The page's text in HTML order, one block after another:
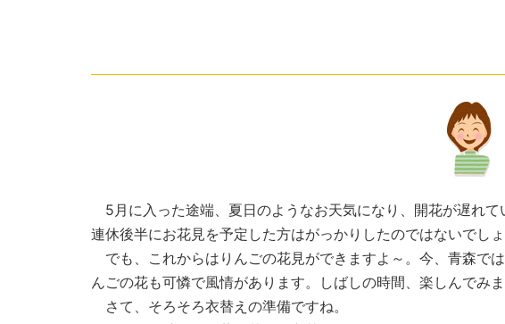
5月に入った途端、夏日のようなお天気になり、開花が遅れて
連休後半にお花見を予定した方はがっかりしたのではないでしょ
でも、これからはりんごの花見ができますよ～。今、青森で
んごの花も可憐で風情があります。しばしの時間、楽しんでみ
さて、そろそろ衣替えの準備ですね。